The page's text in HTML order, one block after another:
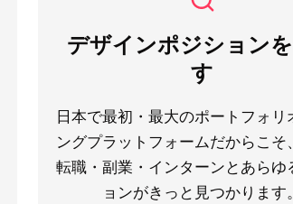
デザインポジション
す
日本で最初・最大のポートフォリ
ングプラットフォームだからこそ
転職・副業・インターンとあらゆ
ョンがきっと見つかります。